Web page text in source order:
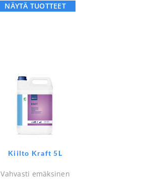
NÄYTÄ TUOTTEET
Kiilto Kraft 5L
Vahvasti emäksinen